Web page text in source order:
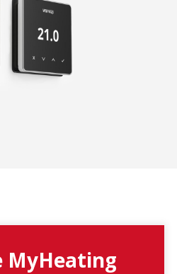
MyHeating